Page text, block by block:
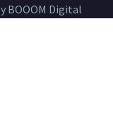
BOOOM Digital